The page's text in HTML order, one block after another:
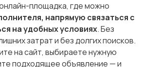
площадка, где можно
напрямую связаться с
на удобных условиях. Без
затрат и без долгих поисков.
на сайт, выбираете нужную
подходящее объявление — и